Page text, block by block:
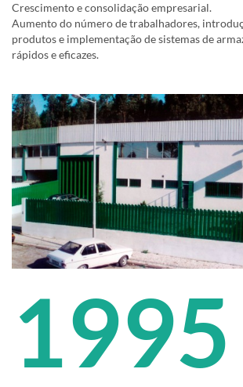
Crescimento e consolidação empresarial.
Aumento do número de trabalhadores,
produtos e implementação de sistemas de
rápidos e eficazes.
1995